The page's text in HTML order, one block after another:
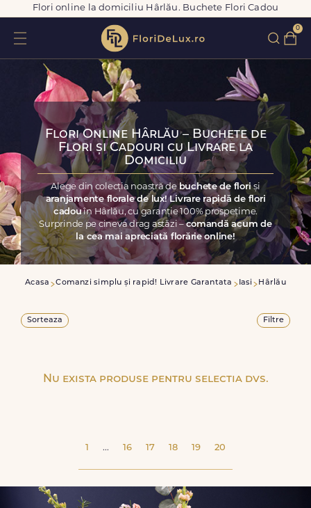
Flori online la domiciliu Hârlău. Buchete Flori Cadou
0
Flori Online Hârlău – Buchete de
Flori și Cadouri cu Livrare la
Domiciliu
Alege din colecția noastră de buchete de floriși
aranjamente florale de lux! Livrare rapidă de flori
cadouîn Hârlău, cu garanție 100% prospețime.
Surprinde pe cineva drag astăzi –comandă acum de
la cea mai apreciată florărie online!
Acasa Comanzi simplu și rapid! Livrare Garantata Iasi Hârlău
Sorteaza Filtre
Nu exista produse pentru selectia dvs.
1 ... 16 17 18 19 20